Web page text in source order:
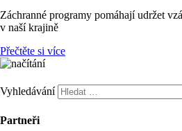
Záchranné programy pomáhají udržet
v naší krajině
Přečtěte si více
Vyhledávání
Partneři